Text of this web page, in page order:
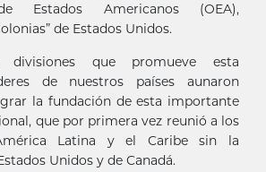
Estados Americanos (OEA),
de Estados Unidos.
que promueve esta
de nuestros países aunaron
la fundación de esta importante
que por primera vez reunió a los
Latina y el Caribe sin la
Unidos y de Canadá.